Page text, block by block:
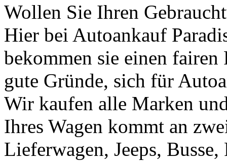
Wollen Sie Ihren
Hier bei Autoankauf
bekommen sie einen
gute Gründe, sich für
Wir kaufen alle Marken
Ihres Wagen kommt an
Lieferwagen, Jeeps,